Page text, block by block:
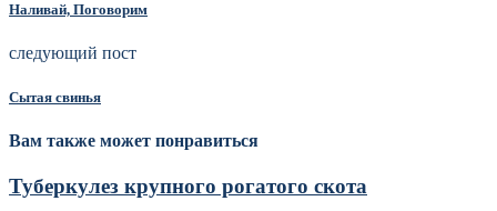
Наливай, Поговорим
следующий пост
Сытая свинья
Вам также может понравиться
Туберкулез крупного рогатого скота